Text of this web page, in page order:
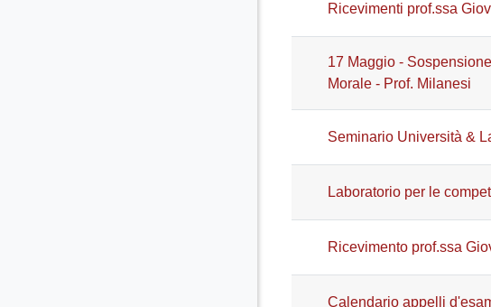
Ricevimenti prof.ssa
17 Maggio -
Morale - Prof. Milanesi
Seminario Università &
Laboratorio per le
Ricevimento prof.ssa
Calendario appelli